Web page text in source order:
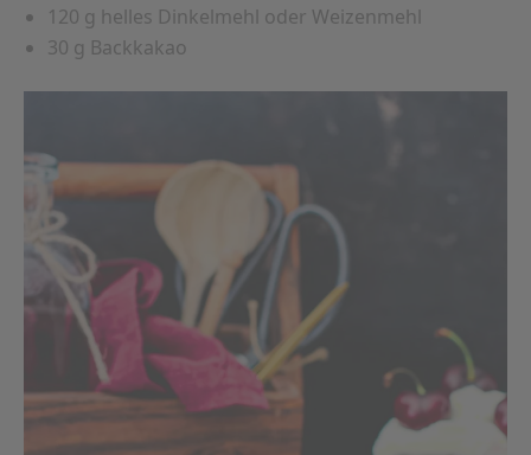
120 g helles Dinkelmehl oder Weizenmehl
30 g Backkakao